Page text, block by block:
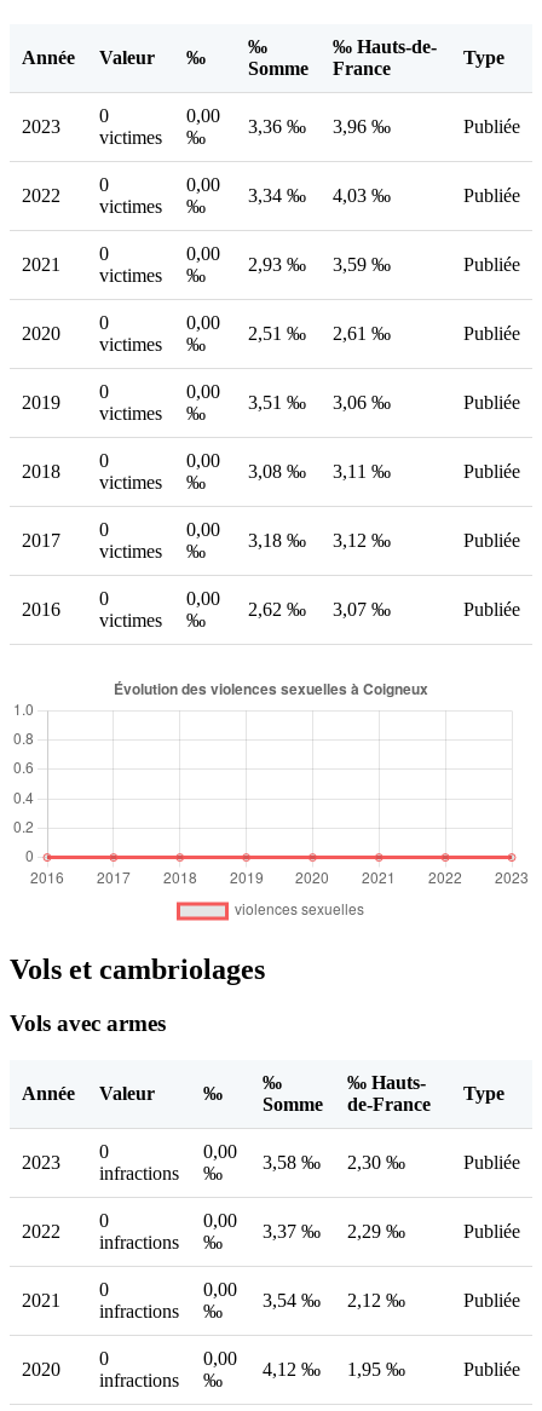
Année Valeur ‰
‰
Somme
‰ Hauts-de-
France
Type
2023
0
victimes
0,00
‰
3,36 ‰ 3,96 ‰ Publiée
2022
0
victimes
0,00
‰
3,34 ‰ 4,03 ‰ Publiée
2021
0
victimes
0,00
‰
2,93 ‰ 3,59 ‰ Publiée
2020
0
victimes
0,00
‰
2,51 ‰ 2,61 ‰ Publiée
2019
0
victimes
0,00
‰
3,51 ‰ 3,06 ‰ Publiée
2018
0
victimes
0,00
‰
3,08 ‰ 3,11 ‰ Publiée
2017
0
victimes
0,00
‰
3,18 ‰ 3,12 ‰ Publiée
2016
0
victimes
0,00
‰
2,62 ‰ 3,07 ‰ Publiée
Vols et cambriolages
Vols avec armes
Année Valeur ‰
‰
Somme
‰ Hauts-
de-France
Type
2023
0
infractions
0,00
‰
3,58 ‰ 2,30 ‰ Publiée
2022
0
infractions
0,00
‰
3,37 ‰ 2,29 ‰ Publiée
2021
0
infractions
0,00
‰
3,54 ‰ 2,12 ‰ Publiée
2020
0
infractions
0,00
‰
4,12 ‰ 1,95 ‰ Publiée